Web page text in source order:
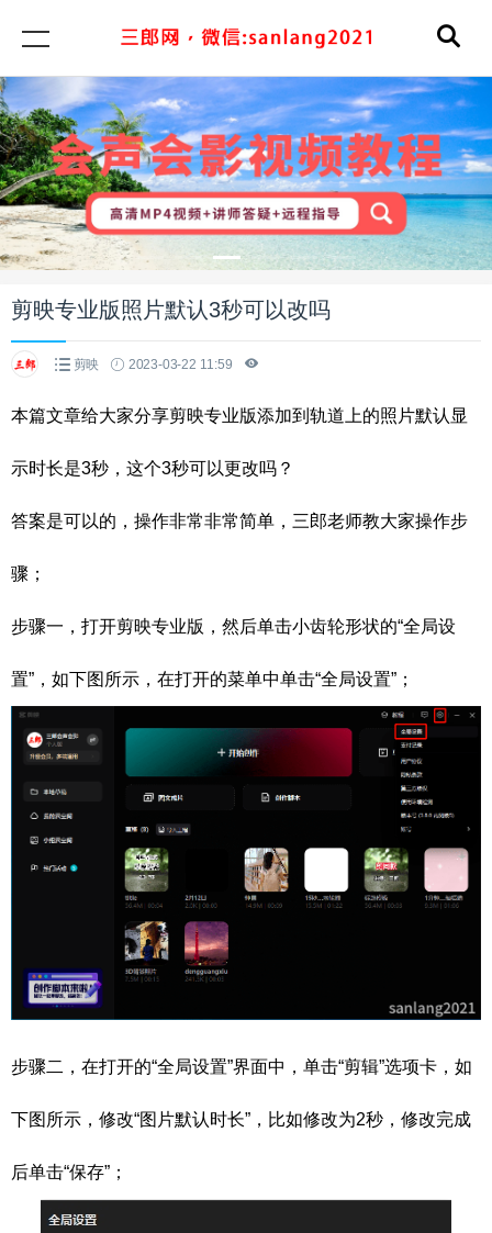
剪映专业版照片默认3秒可以改吗
剪映 2023-03-22 11:59
本篇文章给大家分享剪映专业版添加到轨道上的照片默认显
示时长是3秒，这个3秒可以更改吗？
答案是可以的，操作非常非常简单， 三郎老师教大家操作步
骤；
步骤一，打开剪映专业版，然后单击小齿轮形状的“全局设
置”，如下图所示，在打开的菜单中单击“全局设置”；
步骤二，在打开的“全局设置”界面中，单击“剪辑”选项卡，如
下图所示，修改“图片默认时长”，比如修改为2秒，修改完成
后单击“保存”；